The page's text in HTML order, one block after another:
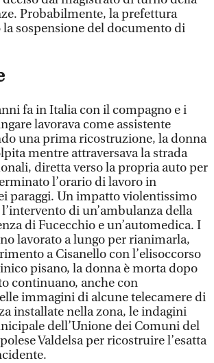
Probabilmente, la prefettura
la sospensione del documento di
fa in Italia con il compagno e i
lavorava come assistente
una prima ricostruzione, la donna
mentre attraversava la strada
diretta verso la propria auto per
l’orario di lavoro in
paraggi. Un impatto violentissimo
di un’ambulanza della
di Fucecchio e un’automedica. I
lavorato a lungo per rianimarla,
a Cisanello con l’elisoccorso
pisano, la donna è morta dopo
continuano, anche con
immagini di alcune telecamere di
installate nella zona, le indagini
dell’Unione dei Comuni del
Valdelsa per ricostruire l’esatta